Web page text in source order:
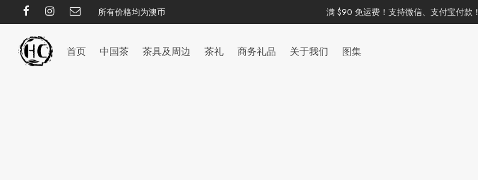
所有价格均为澳币 满 $90 免运费！支持微信、支付宝付款！
首页 中国茶 茶具及周边 茶礼 商务礼品 关于我们 图集